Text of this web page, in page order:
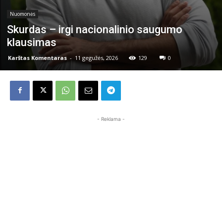
Nuomonės
Skurdas – irgi nacionalinio saugumo
klausimas
Karštas Komentaras - 11 gegužės, 2026 129 0
- Reklama -